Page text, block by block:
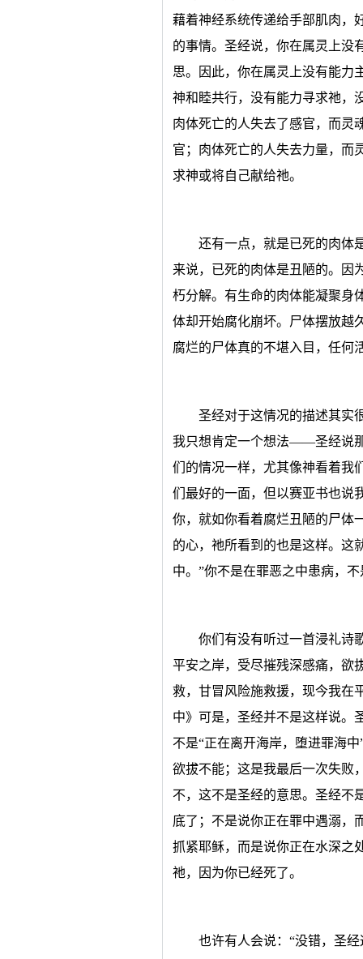
藉着神经系统传递给手部肌肉，
的事情。圣经说，你在属灵上没
思。因此，你在属灵上没有能力
神和睦共行，没有能力寻求祂，
肉体死亡的人失去了感官，而灵
官；肉体死亡的人失去力量，而
求神或将自己献给祂。
还有一点，就是已死的肉体
来说，已死的肉体是丑陋的。因
朽分解。有生命的肉体能凝聚身
体却开始腐化崩坏。尸体摆放越
腐烂的尸体真的不堪入目，任何
圣经对于这情况的描述其实
我只想肯定一个想法——圣经说
们的情况一样，尤其像神看着我
们最好的一面，但以赛亚书也说
你，就如你看着腐烂丑陋的尸体
的心，祂所看到的也是这样。这
中。”你不是在罪恶之中患病，
你们有没有听过一首浸礼诗
平安之岸，受尽摧残深感痛，欲
救，甘冒风险施救援，现今我在
中》可是，圣经并不是这样说。
不是“正在离开海岸，堕进罪海
欲拔不能；这是我最后一次失败
不，这不是圣经的意思。圣经不
底了；不是说你正在罪中遇溺，
抓紧耶稣，而是说你正在水深之
祂，因为你已经死了。
也许有人会说：“没错，圣